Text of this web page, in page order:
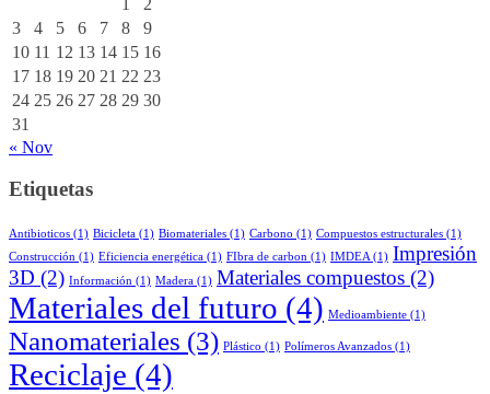
3
4 5 6 7 8
9
10 11 12 13 14 15 16
17 18 19 20 21 22 23
24 25 26 27 28 29 30
31
« Nov
Etiquetas
Antibioticos (1) Bicicleta (1) Biomateriales (1) Carbono (1) Compuestos estructurales (1)
Construcción (1) Eficiencia energética (1) FIbra de carbon (1) IMDEA (1) Impresión
3D (2) Información (1) Madera (1) Materiales compuestos (2)
Materiales del futuro (4) Medioambiente (1)
Nanomateriales (3) Plástico (1) Polímeros Avanzados (1)
Reciclaje (4)